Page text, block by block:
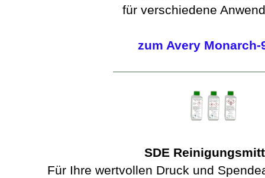
für verschiedene
zum Avery Monarch-
SDE
Für Ihre wertvollen Druck und